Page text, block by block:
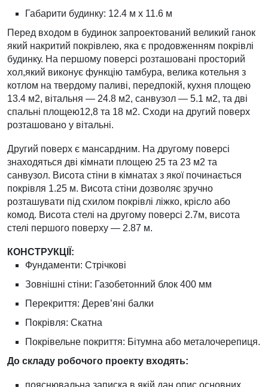
Габарити будинку: 12.4 м х 11.6 м
Перед входом в будинок запроектований великий ганок
який накритий покрівлею, яка є продовженням покрівлі
будинку. На першому поверсі розташовані просторий
хол,який виконує функцію тамбура, велика котельня з
котлом на твердому паливі, передпокій, кухня площею
13.4 м2, вітальня — 24.8 м2, санвузол — 5.1 м2, та дві
спальні площею12,8 та 18 м2. Сходи на другий поверх
розташовано у вітальні.
Другий поверх є мансардним. На другому поверсі
знаходяться дві кімнати площею 25 та 23 м2 та
санвузол. Висота стіни в кімнатах з якої починається
покрівля 1.25 м. Висота стіни дозволяє зручно
розташувати під схилом покрівлі ліжко, крісло або
комод. Висота стелі на другому поверсі 2.7м, висота
стелі першого поверху — 2.87 м.
КОНСТРУКЦІЇ:
Фундаменти: Стрічкові
Зовнішні стіни: Газобетонний блок 400 мм
Перекриття: Дерев’яні балки
Покрівля: Скатна
Покрівельне покриття: Бітумна або металочерепиця.
До складу робочого проекту входять:
пояснювальна записка в якій дан опис основних